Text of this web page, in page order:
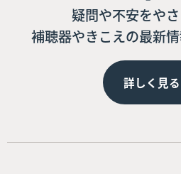
疑問や不安をやさ
補聴器やきこえの最新情
詳しく見る